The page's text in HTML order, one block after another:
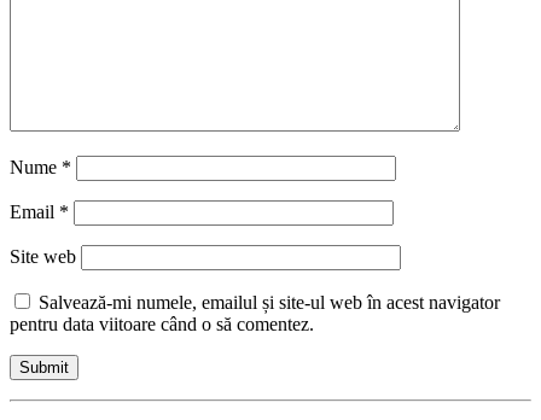
Nume *
Email *
Site web
Salvează-mi numele, emailul și site-ul web în acest navigator
pentru data viitoare când o să comentez.